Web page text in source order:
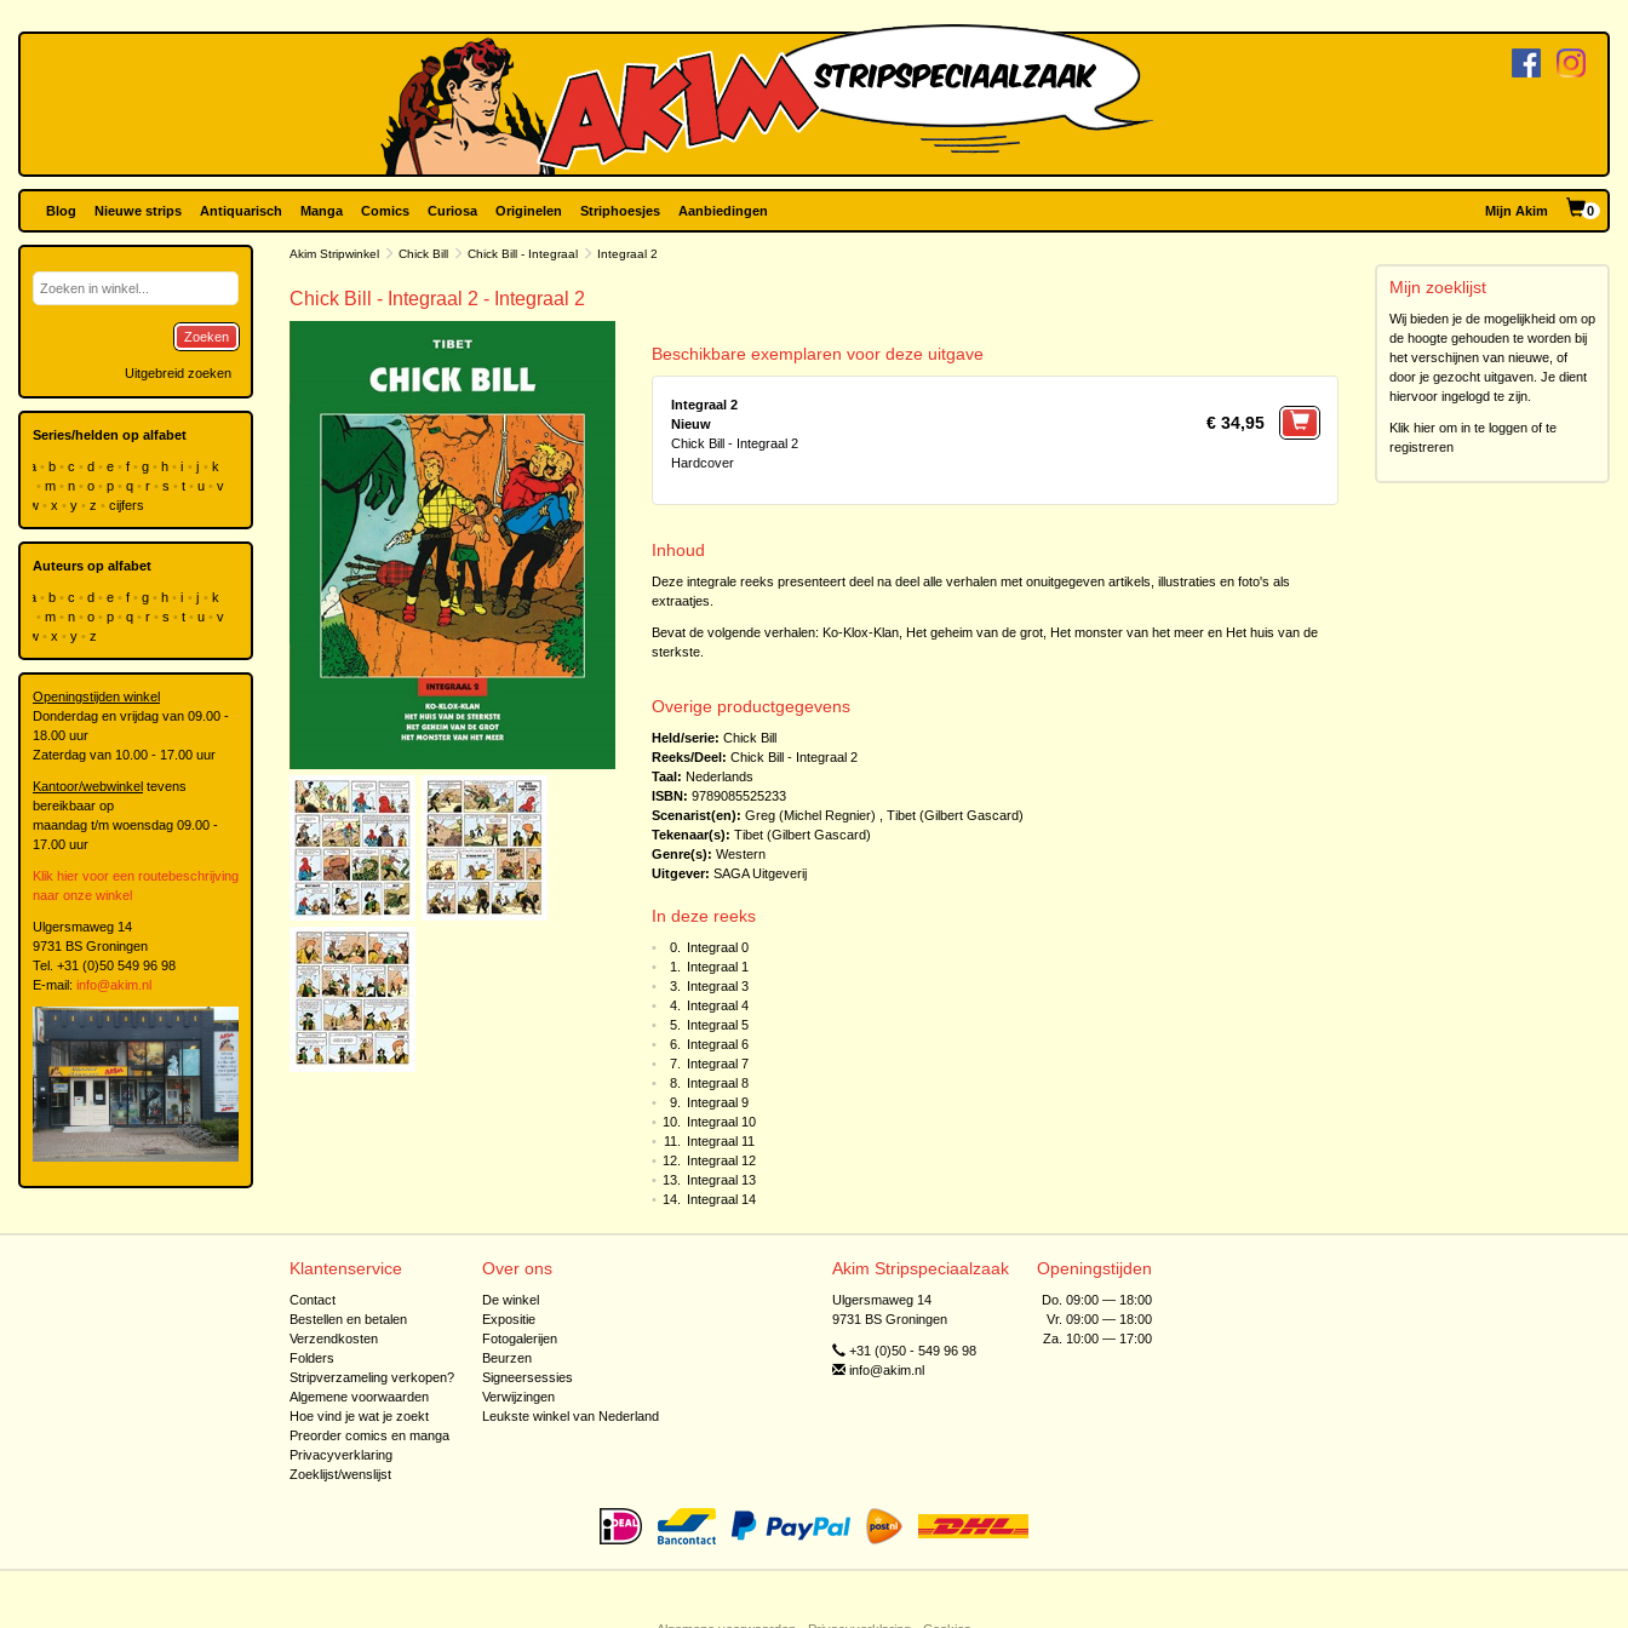
Blog Nieuwe strips Antiquarisch Manga Comics Curiosa Originelen Striphoesjes Aanbiedingen Mijn Akim 0
Akim Stripwinkel Chick Bill Chick Bill - Integraal Integraal 2
Chick Bill - Integraal 2 - Integraal 2
Beschikbare exemplaren voor deze uitgave
Integraal 2
Nieuw
Chick Bill - Integraal 2
Hardcover
€ 34,95
Inhoud
Deze integrale reeks presenteert deel na deel alle verhalen met onuitgegeven artikels, illustraties en foto's als
extraatjes.
Bevat de volgende verhalen: Ko-Klox-Klan, Het geheim van de grot, Het monster van het meer en Het huis van de
sterkste.
Overige productgegevens
Held/serie: Chick Bill
Reeks/Deel: Chick Bill - Integraal2
Taal: Nederlands
ISBN: 9789085525233
Scenarist(en): Greg (Michel Regnier)
Tibet (Gilbert Gascard)
Tekenaar(s): Tibet (Gilbert Gascard)
Genre(s): Western
Uitgever: SAGA Uitgeverij
In deze reeks
• 0.
Integraal 0
•
1.
Integraal 1
•
3.
Integraal 3
•
4.
Integraal 4
•
5.
Integraal 5
•
6.
Integraal 6
•
7.
Integraal 7
•
8.
Integraal 8
•
9.
Integraal 9
• 10.
Integraal 10
•
11.
Integraal 11
• 12.
Integraal 12
• 13.
Integraal 13
• 14. Integraal 14
Mijn zoeklijst
Wij bieden je de mogelijkheid om op
de hoogte gehouden te worden bij
het verschijnen van nieuwe, of
door je gezocht uitgaven. Je dient
hiervoor ingelogd te zijn.
Klik hier om in te loggen of te
registreren
Zoeken
Uitgebreid zoeken
Series/helden op alfabet
a b c d e f g h i j
k
m n o p q r s t u
v
w
x y z cijfers
Auteurs op alfabet
a b c d e f g h i j
k
m n o p q r s t u
v
w
x y z
Openingstijden winkel
Donderdag en vrijdag van 09.00 -
18.00 uur
Zaterdag van 10.00 - 17.00 uur
Kantoor/webwinkel tevens
bereikbaar op
maandag t/m woensdag 09.00 -
17.00 uur
Klik hier voor een routebeschrijving
naar onze winkel
Ulgersmaweg 14
9731 BS Groningen
Tel. +31 (0)50 549 96 98
E-mail: info@akim.nl
Klantenservice
Contact
Bestellen en betalen
Verzendkosten
Folders
Stripverzameling verkopen?
Algemene voorwaarden
Hoe vind je wat je zoekt
Preorder comics en manga
Privacyverklaring
Zoeklijst/wenslijst
Over ons
De winkel
Expositie
Fotogalerijen
Beurzen
Signeersessies
Verwijzingen
Leukste winkel van Nederland
Akim Stripspeciaalzaak
Ulgersmaweg 14
9731 BS Groningen
+31 (0)50 - 549 96 98
info@akim.nl
Openingstijden
Do. 09:00 — 18:00
Vr. 09:00 — 18:00
Za. 10:00 — 17:00